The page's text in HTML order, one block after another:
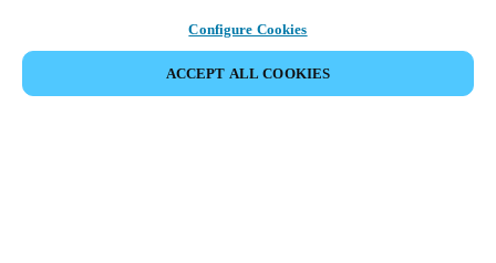
Configure Cookies
ACCEPT ALL COOKIES